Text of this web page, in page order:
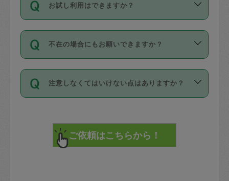
ールに記載していますので、各自の得意
を依頼してください。
※テストセンターの講評は１件目のレビュ
参考
【詳細】タスカジさんの登録に際
す。
写真を撮り、
詳細FAQ：
損害賠償保険について教えて
タスカジさんへ「募集」をかけることが
可能です。
す。
1. 直前キャンセル（定期、スポット契約
共通）
72時間を超える※と、以下のキャンセル
料が発生します。
直前キャンセル料：
72時間前〜24時間前＝依頼料金の50%
お試し利用はできますか？
「お試し利用」というメニューはありま
せんが、「一回のみ」依頼を活用するこ
とによって、気に入ったタスカジさんを
まず、条件の合う気になるタスカジさ
みてください。
その後、一番気に入ったタスカジさんに
不在の場合にもお願いできますか？
不在の場合の作業はタスカジさんの同意
が必要です。数回の依頼ののち、タスカ
ジさんと依頼者の間で十分な信頼関係が
てください。
不在時に部屋に入るためにタスカジさん
注意しなくてはいけない点はありますか？
で、必ず鍵のかかるロッカーや金庫に入
れて依頼者の責任の元管理するよう心掛
けてください。